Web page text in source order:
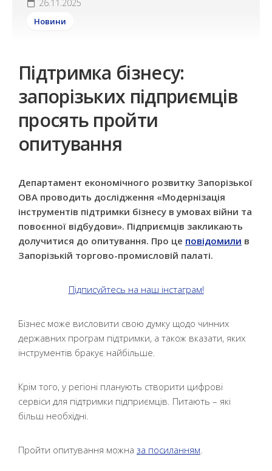
26.11.2025
Новини
Підтримка бізнесу:
запорізьких підприємців
просять пройти
опитування
Департамент економічного розвитку Запорізької
ОВА проводить дослідження «Модернізація
інструментів підтримки бізнесу в умовах війни та
повоєнної відбудови». Підприємців закликають
долучитися до опитування. Про це повідомили в
Запорізькій торгово-промисловій палаті.
Підписуйтесь на наш інстаграм!
Бізнес може висловити свою думку щодо чинних
державних програм підтримки, а також вказати, яких
інструментів бракує найбільше.
Крім того, у регіоні планують створити цифрові
сервіси для підтримки підприємців. Питають – які
більш необхідні.
Пройти опитування можна за посиланням.